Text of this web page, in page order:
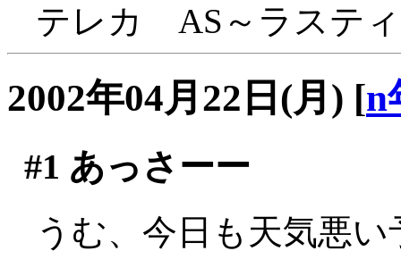
テレカ AS～ラステ
2002年04月22日(月) [n
#1 あっさーー
うむ、今日も天気悪い